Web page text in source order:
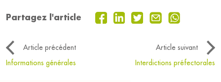
Partagez l'article
Article précédent
Article suivant
Informations générales
Interdictions préfectorales